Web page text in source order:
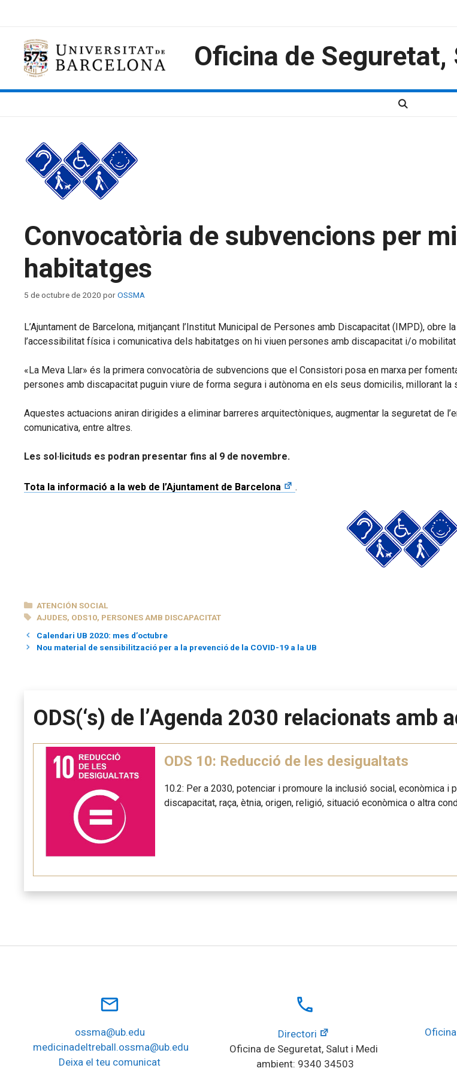
Oficina de
Convocatòria de subvencions per
habitatges
5 de octubre de 2020 porOSSMA
L’Ajuntament de Barcelona, mitjançant l’Institut Municipal de Persones amb Discapacitat (IMPD),
l’accessibilitat física i comunicativa dels habitatges on hi viuen persones amb discapacitat i/o
«La Meva Llar» és la primera convocatòria de subvencions que el Consistori posa en marxa per
persones amb discapacitat puguin viure de forma segura i autònoma en els seus domicilis, millorant
Aquestes actuacions aniran dirigides a eliminar barreres arquitectòniques, augmentar la seguretat de
comunicativa, entre altres.
Les sol·licituds es podran presentar fins al 9 de novembre.
Tota la informació a la web de l’Ajuntament de Barcelona .
CATEGORÍAS
ATENCIÓN SOCIAL
ETIQUETAS
AJUDES, ODS10, PERSONES AMB DISCAPACITAT
Calendari UB 2020: mes d’octubre
Nou material de sensibilització per a la prevenció de la COVID-19 a la UB
ODS(‘s) de l’Agenda 2030 relacionats amb
ODS 10: Reducció de les desigualtats
10.2: Per a 2030, potenciar i promoure la inclusió social, econòmica
discapacitat, raça, ètnia, origen, religió, situació econòmica o altra
mail_outline
ossma@ub.edu
medicinadeltreball.ossma@ub.edu
Deixa el teu comunicat
local_phone
Directori
Oficina de Seguretat, Salut i Medi
ambient: 9340 34503